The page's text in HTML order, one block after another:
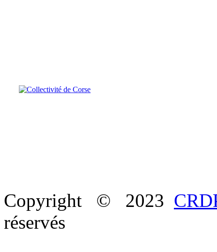
Copyright © 2023
réservés